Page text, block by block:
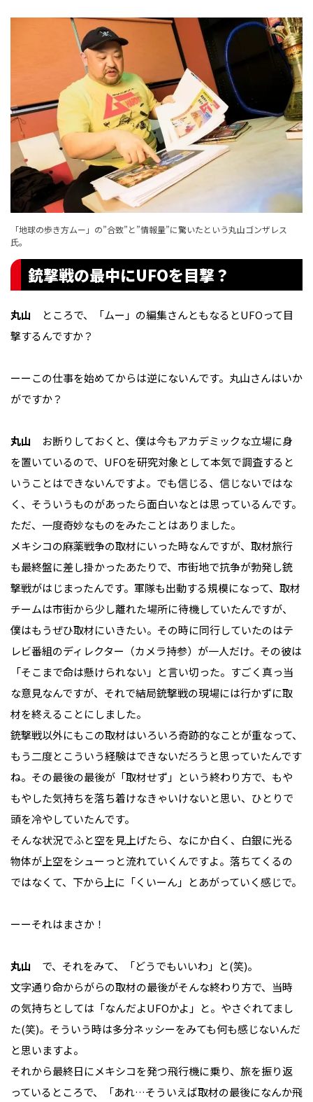
「地球の歩き方ムー」の”合致”と”情報量”に驚いたという丸山ゴンザレス
氏。
銃撃戦の最中にUFOを目撃？
丸山 ところで、「ムー」の編集さんともなるとUFOって目
撃するんですか？
ーーこの仕事を始めてからは逆にないんです。丸山さんはいか
がですか？
丸山 お断りしておくと、僕は今もアカデミックな立場に身
を置いているので、UFOを研究対象として本気で調査すると
いうことはできないんですよ。でも信じる、信じないではな
く、そういうものがあったら面白いなとは思っているんです。
ただ、一度奇妙なものをみたことはありました。
メキシコの麻薬戦争の取材にいった時なんですが、取材旅行
も最終盤に差し掛かったあたりで、市街地で抗争が勃発し銃
撃戦がはじまったんです。軍隊も出動する規模になって、取材
チームは市街から少し離れた場所に待機していたんですが、
僕はもうぜひ取材にいきたい。その時に同行していたのはテ
レビ番組のディレクター（カメラ持参）が一人だけ。その彼は
「そこまで命は懸けられない」と言い切った。すごく真っ当
な意見なんですが、それで結局銃撃戦の現場には行かずに取
材を終えることにしました。
銃撃戦以外にもこの取材はいろいろ奇跡的なことが重なって、
もう二度とこういう経験はできないだろうと思っていたんです
ね。その最後の最後が「取材せず」という終わり方で、もや
もやした気持ちを落ち着けなきゃいけないと思い、ひとりで
頭を冷やしていたんです。
そんな状況でふと空を見上げたら、なにか白く、白銀に光る
物体が上空をシューっと流れていくんですよ。落ちてくるの
ではなくて、下から上に「くいーん」とあがっていく感じで。
ーーそれはまさか！
丸山 で、それをみて、「どうでもいいわ」と(笑)。
文字通り命からがらの取材の最後がそんな終わり方で、当時
の気持ちとしては「なんだよUFOかよ」と。やさぐれてまし
た(笑)。そういう時は多分ネッシーをみても何も感じないんだ
と思いますよ。
それから最終日にメキシコを発つ飛行機に乗り、旅を振り返
っているところで、「あれ…そういえば取材の最後になんか飛